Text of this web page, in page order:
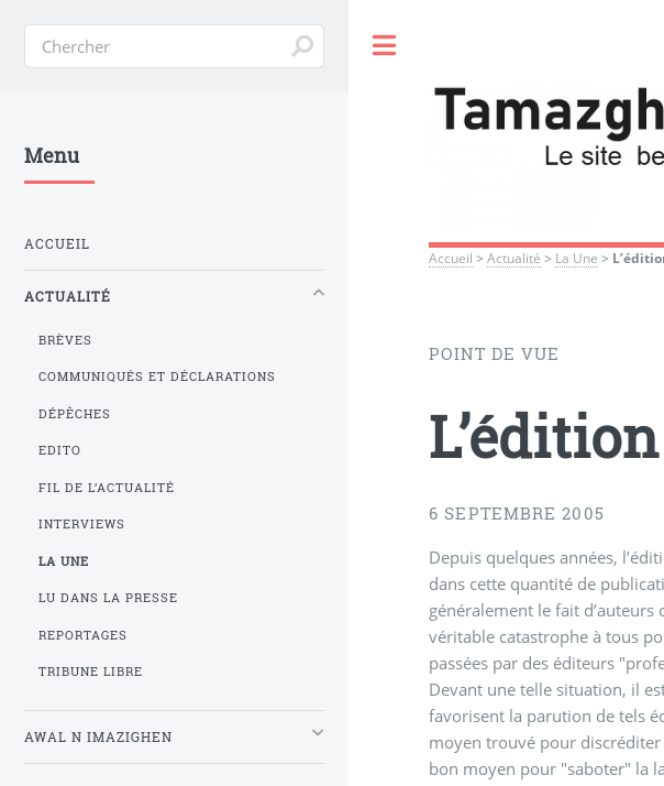
Accueil >Actualité > La Une >
POINT DE VUE
6 SEPTEMBRE 2005
Depuis quelques années,
dans cette quantité de
généralement le fait
véritable catastrophe à tous
passées par des éditeurs
Devant une telle situation, il
favorisent la parution de tels
moyen trouvé pour
bon moyen pour "saboter" la
Menu
ACCUEIL
ACTUALITÉ
BRÈVES
COMMUNIQUÉS ET DÉCLARATIONS
DÉPÊCHES
EDITO
FIL DE L’ACTUALITÉ
INTERVIEWS
LA UNE
LU DANS LA PRESSE
REPORTAGES
TRIBUNE LIBRE
AWAL N IMAZIGHEN